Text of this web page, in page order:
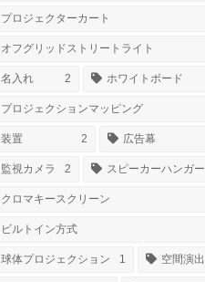
プロジェクターカート
オフグリッドストリートライト
名入れ 2 ホワイトボード
プロジェクションマッピング
装置 2 広告幕
監視カメラ 2 スピーカーハンガー
クロマキースクリーン
ビルトイン方式
球体プロジェクション 1 空間演出